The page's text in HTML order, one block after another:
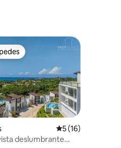
5, 16 avaliações5 de uma
5 (16)
deslumbrante